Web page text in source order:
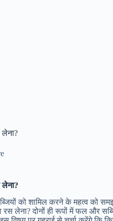
लेना?
को शामिल करने के महत्व को
लेना? दोनों ही रूपों में फल और